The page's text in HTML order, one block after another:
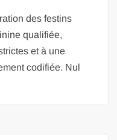
des festins
qualifiée,
et à une
codifiée. Nul